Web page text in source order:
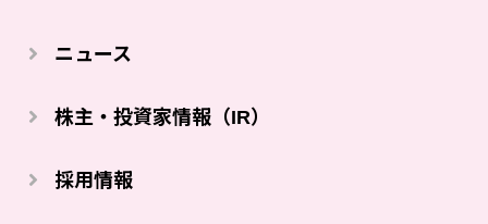
ニュース
株主・投資家情報（IR）
採⽤情報